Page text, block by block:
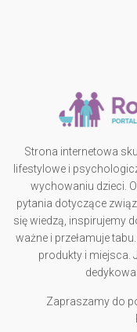
Strona internetowa
lifestylowe i
wychowaniu dzieci.
pytania dotyczące
się wiedzą, inspirujemy
ważne i przełamuje
produkty i miejsca.
Zapraszamy do